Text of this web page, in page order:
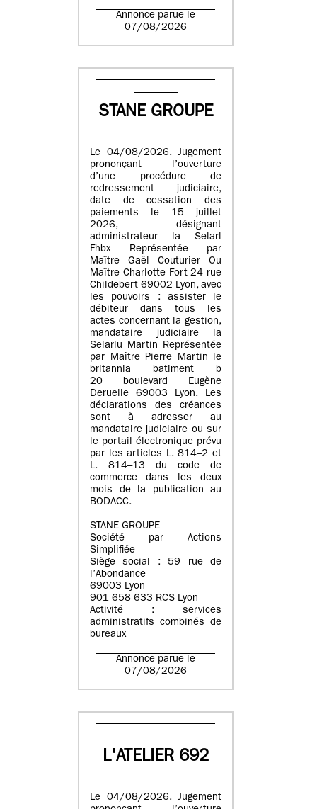
Annonce parue le
07/08/2026
STANE GROUPE
Le 04/08/2026. Jugement
prononçant l’ouverture
d’une procédure de
redressement judiciaire,
date de cessation des
paiements le 15 juillet
2026, désignant
administrateur la Selarl
Fhbx Représentée par
Maître Gaël Couturier Ou
Maître Charlotte Fort 24 rue
Childebert 69002 Lyon, avec
les pouvoirs : assister le
débiteur dans tous les
actes concernant la gestion,
mandataire judiciaire la
Selarlu Martin Représentée
par Maître Pierre Martin le
britannia batiment b
20 boulevard Eugène
Deruelle 69003 Lyon. Les
déclarations des créances
sont à adresser au
mandataire judiciaire ou sur
le portail électronique prévu
par les articles L. 814–2 et
L. 814–13 du code de
commerce dans les deux
mois de la publication au
BODACC.
STANE GROUPE
Société par Actions
Simplifiée
Siège social : 59 rue de
l’Abondance
69003 Lyon
901 658 633 RCS Lyon
Activité : services
administratifs combinés de
bureaux
Annonce parue le
07/08/2026
L'ATELIER 692
Le 04/08/2026. Jugement